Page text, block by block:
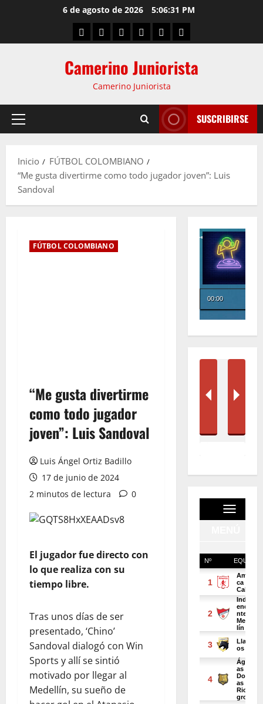
6 de agosto de 2026 5:06:32 PM
Camerino Juniorista
Camerino Juniorista
SUSCRIBIRSE
Inicio
FÚTBOL COLOMBIANO
“Me gusta divertirme como todo jugador joven”: Luis
Sandoval
FÚTBOL COLOMBIANO
“Me gusta divertirme
como todo jugador
joven”: Luis Sandoval
Luis Ángel Ortiz Badillo
17 de junio de 2024
2 minutos de lectura
0
El jugador fue directo con
lo que realiza con su
tiempo libre.
Tras unos días de ser
presentado, ‘Chino’
Sandoval dialogó con Win
Sports y allí se sintió
motivado por llegar al
Medellín, su sueño de